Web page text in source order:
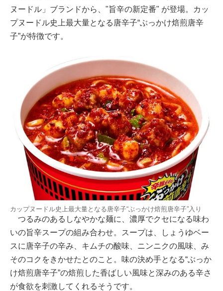
ヌードル」ブランドから、"旨辛の新定番" が登場。カッ
プヌードル史上最大量となる唐辛子“ぶっかけ焙煎唐辛
子”が特徴です。
カップヌードル史上最大量となる唐辛子“ぶっかけ焙煎唐辛子”入り
つるみのあるしなやかな麺に、濃厚でクセになる味わ
いの旨辛スープの組み合わせ。スープは、しょうゆベー
スに唐辛子の辛み、キムチの酸味、ニンニクの風味、み
そのコクをきかせたとのこと。味の決め手となる“ぶっか
け焙煎唐辛子”の焙煎した香ばしい風味と深みのある辛さ
が食欲を刺激してくれるそうです。